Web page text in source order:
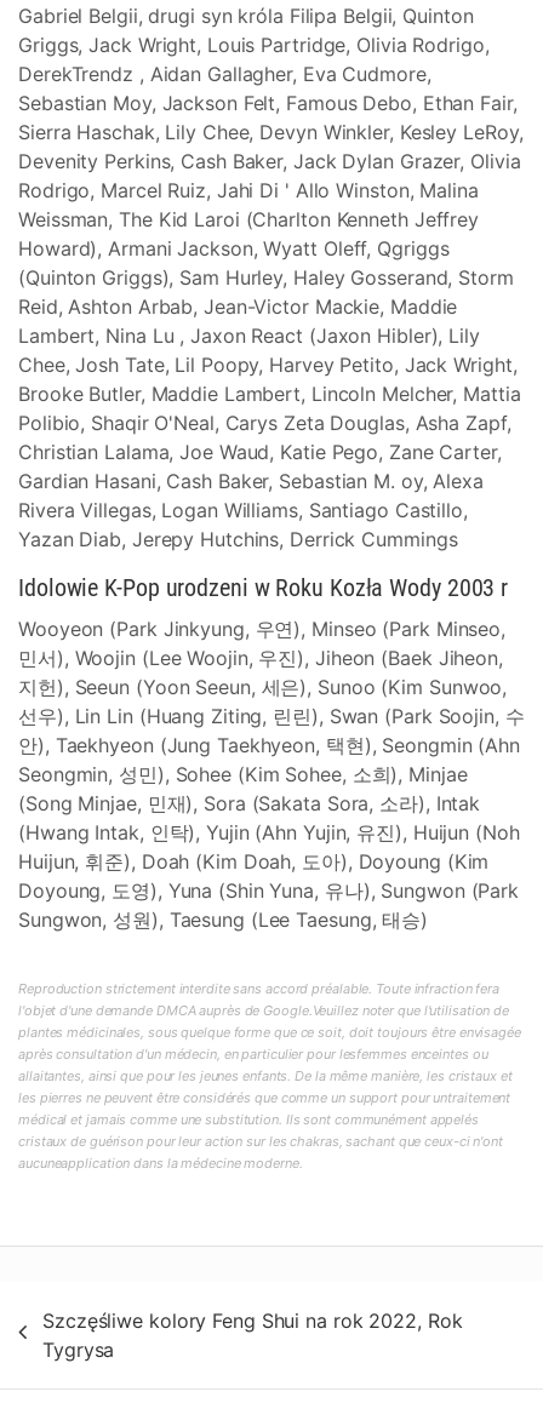
Gabriel Belgii, drugi syn króla Filipa Belgii, Quinton
Griggs, Jack Wright, Louis Partridge, Olivia Rodrigo,
DerekTrendz , Aidan Gallagher, Eva Cudmore,
Sebastian Moy, Jackson Felt, Famous Debo, Ethan Fair,
Sierra Haschak, Lily Chee, Devyn Winkler, Kesley LeRoy,
Devenity Perkins, Cash Baker, Jack Dylan Grazer, Olivia
Rodrigo, Marcel Ruiz, Jahi Di ' Allo Winston, Malina
Weissman, The Kid Laroi (Charlton Kenneth Jeffrey
Howard), Armani Jackson, Wyatt Oleff, Qgriggs
(Quinton Griggs), Sam Hurley, Haley Gosserand, Storm
Reid, Ashton Arbab, Jean-Victor Mackie, Maddie
Lambert, Nina Lu , Jaxon React (Jaxon Hibler), Lily
Chee, Josh Tate, Lil Poopy, Harvey Petito, Jack Wright,
Brooke Butler, Maddie Lambert, Lincoln Melcher, Mattia
Polibio, Shaqir O'Neal, Carys Zeta Douglas, Asha Zapf,
Christian Lalama, Joe Waud, Katie Pego, Zane Carter,
Gardian Hasani, Cash Baker, Sebastian M. oy, Alexa
Rivera Villegas, Logan Williams, Santiago Castillo,
Yazan Diab, Jerepy Hutchins, Derrick Cummings
Idolowie K-Pop urodzeni w Roku Kozła Wody 2003 r
Wooyeon (Park Jinkyung, 우연), Minseo (Park Minseo,
민서), Woojin (Lee Woojin, 우진), Jiheon (Baek Jiheon,
지헌), Seeun (Yoon Seeun, 세은), Sunoo (Kim Sunwoo,
선우), Lin Lin (Huang Ziting, 린린), Swan (Park Soojin, 수
안), Taekhyeon (Jung Taekhyeon, 택현), Seongmin (Ahn
Seongmin, 성민), Sohee (Kim Sohee, 소희), Minjae
(Song Minjae, 민재), Sora (Sakata Sora, 소라), Intak
(Hwang Intak, 인탁), Yujin (Ahn Yujin, 유진), Huijun (Noh
Huijun, 휘준), Doah (Kim Doah, 도아), Doyoung (Kim
Doyoung, 도영), Yuna (Shin Yuna, 유나), Sungwon (Park
Sungwon, 성원), Taesung (Lee Taesung, 태승)
Reproduction strictement interdite sans accord préalable. Toute infraction fera
l'objet d'une demande DMCA auprès de Google.Veuillez noter que l'utilisation de
plantes médicinales, sous quelque forme que ce soit, doit toujours être envisagée
après consultation d'un médecin, en particulier pour lesfemmes enceintes ou
allaitantes, ainsi que pour les jeunes enfants. De la même manière, les cristaux et
les pierres ne peuvent être considérés que comme un support pour untraitement
médical et jamais comme une substitution. Ils sont communément appelés
cristaux de guérison pour leur action sur les chakras, sachant que ceux-ci n'ont
aucuneapplication dans la médecine moderne.
wpisuSzczęśliwe kolory Feng Shui na rok 2022, Rok
Tygrysa